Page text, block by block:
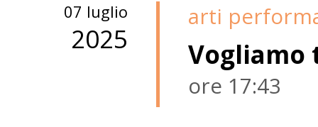
07 luglio
2025
arti
ore 17:43